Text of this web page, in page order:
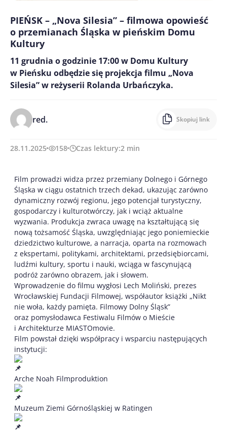
PIEŃSK – „Nova Silesia” – filmowa opowieść
o przemianach Śląska w pieńskim Domu
Kultury
11 grudnia o godzinie 17:00 w Domu Kultury
w Pieńsku odbędzie się projekcja filmu „Nova
Silesia” w reżyserii Rolanda Urbańczyka.
red. Skopiuj link
28.11.2025 158 Czas lektury:2 min
Film prowadzi widza przez przemiany Dolnego i Górnego
Śląska w ciągu ostatnich trzech dekad, ukazując zarówno
dynamiczny rozwój regionu, jego potencjał turystyczny,
gospodarczy i kulturotwórczy, jak i wciąż aktualne
wyzwania. Produkcja zwraca uwagę na kształtującą się
nową tożsamość Śląska, uwzględniając jego poniemieckie
dziedzictwo kulturowe, a narracja, oparta na rozmowach
z ekspertami, politykami, architektami, przedsiębiorcami,
ludźmi kultury, sportu i nauki, wciąga w fascynującą
podróż zarówno obrazem, jak i słowem.
Wprowadzenie do filmu wygłosi Lech Moliński, prezes
Wrocławskiej Fundacji Filmowej, współautor książki „Nikt
nie woła, każdy pamięta. Filmowy Dolny Śląsk”
oraz pomysłodawca Festiwalu Filmów o Mieście
i Architekturze MIASTOmovie.
Film powstał dzięki współpracy i wsparciu następujących
instytucji:
Arche Noah Filmproduktion
Muzeum Ziemi Górnośląskiej w Ratingen